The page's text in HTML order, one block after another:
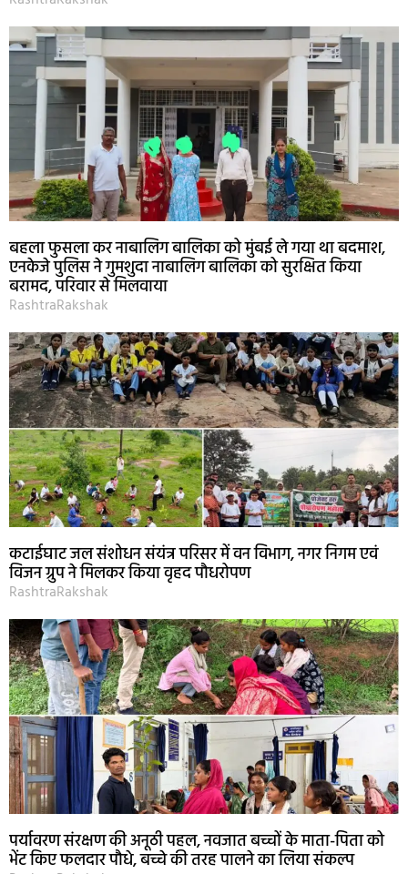
बहला फुसला कर नाबालिग बालिका को मुंबई ले गया था बदमाश,
एनकेजे पुलिस ने गुमशुदा नाबालिग बालिका को सुरक्षित किया
बरामद, परिवार से मिलवाया
RashtraRakshak
कटाईघाट जल संशोधन संयंत्र परिसर में वन विभाग, नगर निगम एवं
विजन ग्रुप ने मिलकर किया वृहद पौधरोपण
RashtraRakshak
पर्यावरण संरक्षण की अनूठी पहल, नवजात बच्चों के माता-पिता को
भेंट किए फलदार पौधे, बच्चे की तरह पालने का लिया संकल्प